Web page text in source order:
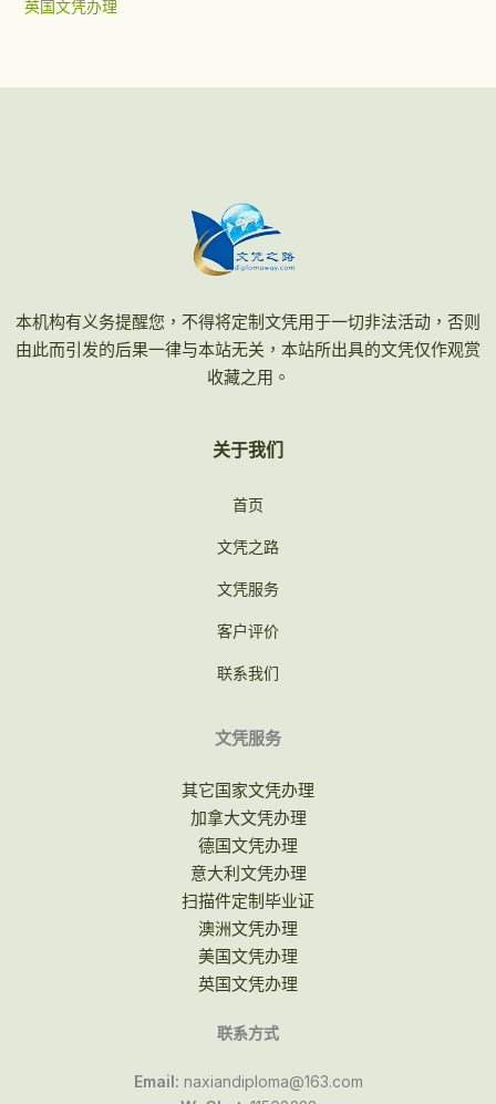
英国文凭办理
本机构有义务提醒您，不得将定制文凭用于一切非法活动，否则
由此而引发的后果一律与本站无关，本站所出具的文凭仅作观赏
收藏之用。
关于我们
首页
文凭之路
文凭服务
客户评价
联系我们
文凭服务
其它国家文凭办理
加拿大文凭办理
德国文凭办理
意大利文凭办理
扫描件定制毕业证
澳洲文凭办理
美国文凭办理
英国文凭办理
联系方式
Email: naxiandiploma@163.com